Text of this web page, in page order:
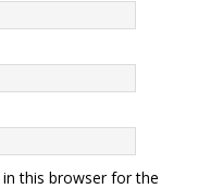
this browser for the